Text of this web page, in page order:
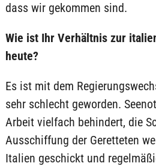
dass wir gekommen sind.
Wie ist Ihr Verhältnis zur
heute?
Es ist mit dem
sehr schlecht geworden.
Arbeit vielfach behindert, die
Ausschiffung der Geretteten
Italien geschickt und